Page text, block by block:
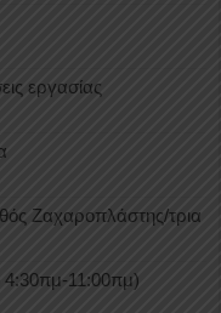
εργασίας
Ζαχαροπλάστης/τρια
4:30πμ-11:00πμ)